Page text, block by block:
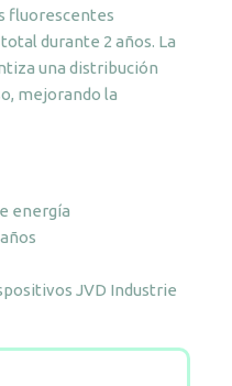
fluorescentes
durante 2 años. La
una distribución
mejorando la
energía
JVD Industrie